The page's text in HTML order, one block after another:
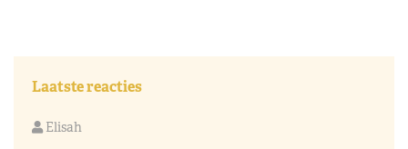
Laatste reacties
Elisah